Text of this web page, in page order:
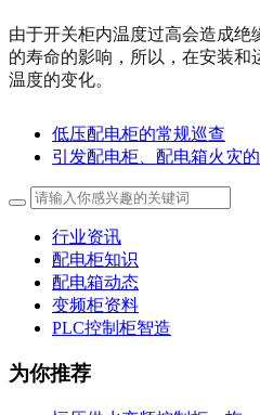
由于开关柜内温度过高会造成绝
的寿命的影响，所以，在安装和
温度的变化。
低压配电柜的常规巡查
引发配电柜、配电箱火灾
行业资讯
配电柜知识
配电箱动态
变频柜资料
PLC控制柜智造
为你推荐